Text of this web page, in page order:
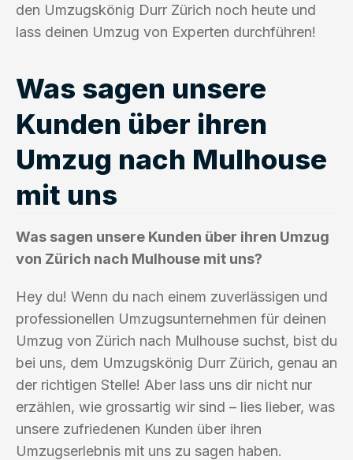
den Umzugskönig Durr Zürich noch heute und
lass deinen Umzug von Experten durchführen!
Was sagen unsere
Kunden über ihren
Umzug nach Mulhouse
mit uns
Was sagen unsere Kunden über ihren Umzug
von Zürich nach Mulhouse mit uns?
Hey du! Wenn du nach einem zuverlässigen und
professionellen Umzugsunternehmen für deinen
Umzug von Zürich nach Mulhouse suchst, bist du
bei uns, dem Umzugskönig Durr Zürich, genau an
der richtigen Stelle! Aber lass uns dir nicht nur
erzählen, wie grossartig wir sind – lies lieber, was
unsere zufriedenen Kunden über ihren
Umzugserlebnis mit uns zu sagen haben.